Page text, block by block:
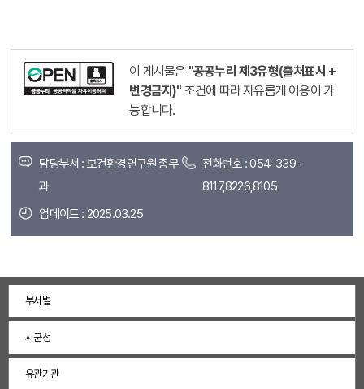
이 게시물은 "공공누리 제3유형(출처표시 +
변경금지)" 조건에 따라 자유롭게 이용이 가
능합니다.
담당부서 : 보건환경연구원 총무
과
전화번호 : 054-339-
8117,8226,8105
업데이트 : 2025.03.25
부서별
시군청
유관기관